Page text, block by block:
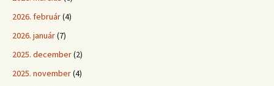
2026. február(4)
2026. január(7)
2025. december(2)
2025. november(4)